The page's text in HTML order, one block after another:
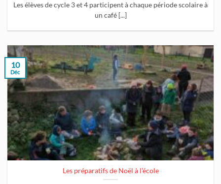
Les élèves de cycle 3 et 4 participent à chaque période scolaire à
un café [...]
Les préparatifs de Noël à l’école
10
Déc